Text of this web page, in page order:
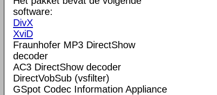
software:
DivX
XviD
Fraunhofer MP3 DirectShow
decoder
AC3 DirectShow decoder
DirectVobSub (vsfilter)
GSpot Codec Information Appliance